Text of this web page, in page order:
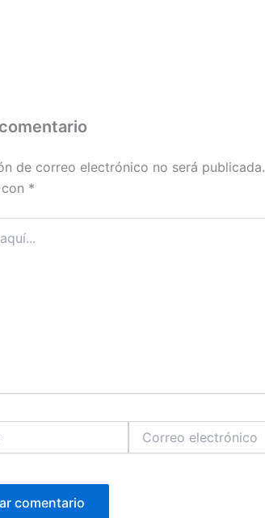
de correo electrónico no será publicada.
*
electrónico